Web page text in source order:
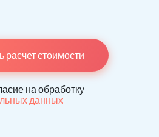
расчет стоимости
на обработку
данных